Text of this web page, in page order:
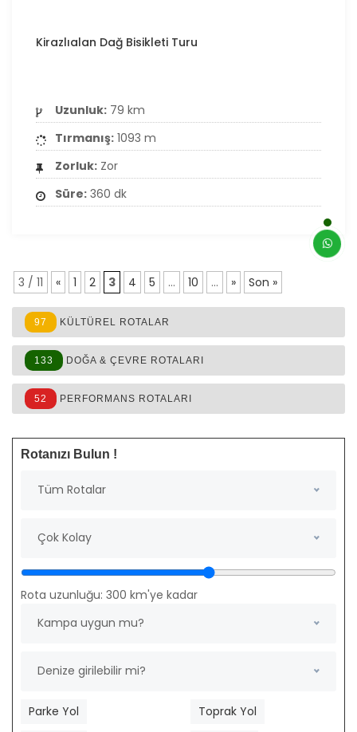
Kirazlıalan Dağ Bisikleti Turu
Uzunluk: 79 km
Tırmanış: 1093 m
Zorluk: Zor
Süre: 360 dk
3 / 11 « 1 2 3 4 5 ... 10 ... » Son »
97 KÜLTÜREL ROTALAR
133 DOĞA & ÇEVRE ROTALARI
52 PERFORMANS ROTALARI
Rotanızı Bulun !
Tüm Rotalar
Çok Kolay
Rota uzunluğu: 300 km'ye kadar
Kampa uygun mu?
Denize girilebilir mi?
Parke Yol
Toprak Yol